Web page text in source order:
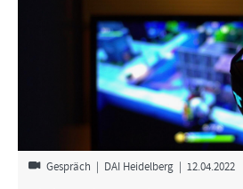
Ge­spräch | DAI Hei­del­berg | 12.04.2022